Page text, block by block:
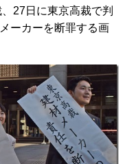
27日に東京高裁で判
ーカーを断罪する画